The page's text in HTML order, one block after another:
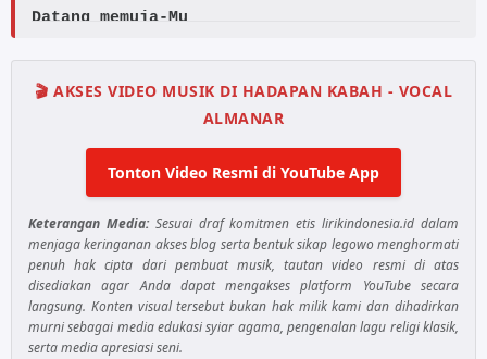
Datang memuja-Mu
E Am
Yang ditandai kerinduan
Am Dm
🎬 AKSES VIDEO MUSIK DI HADAPAN KABAH - VOCAL
ALMANAR
Tonton Video Resmi di YouTube App
Keterangan Media:Sesuai draf komitmen etis lirikindonesia.id dalam
menjaga keringanan akses blog serta bentuk sikap legowo menghormati
penuh hak cipta dari pembuat musik, tautan video resmi di atas
disediakan agar Anda dapat mengakses platform YouTube secara
langsung. Konten visual tersebut bukan hak milik kami dan dihadirkan
murni sebagai media edukasi syiar agama, pengenalan lagu religi klasik,
serta media apresiasi seni.